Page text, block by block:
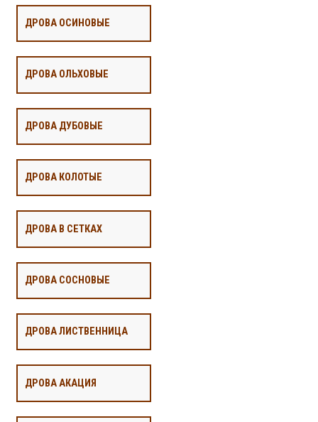
ДРОВА ОСИНОВЫЕ
ДРОВА ОЛЬХОВЫЕ
ДРОВА ДУБОВЫЕ
ДРОВА КОЛОТЫЕ
ДРОВА В СЕТКАХ
ДРОВА СОСНОВЫЕ
ДРОВА ЛИСТВЕННИЦА
ДРОВА АКАЦИЯ